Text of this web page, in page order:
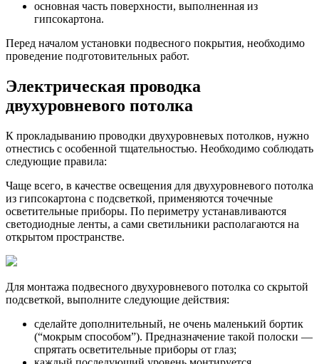
основная часть поверхности, выполненная из
гипсокартона.
Перед началом установки подвесного покрытия, необходимо
проведение подготовительных работ.
Электрическая проводка
двухуровневого потолка
К прокладыванию проводки двухуровневых потолков, нужно
отнестись с особенной тщательностью. Необходимо соблюдать
следующие правила:
Чаще всего, в качестве освещения для двухуровневого потолка
из гипсокартона с подсветкой, применяются точечные
осветительные приборы. По периметру устанавливаются
светодиодные ленты, а сами светильники располагаются на
открытом пространстве.
Для монтажа подвесного двухуровневого потолка со скрытой
подсветкой, выполните следующие действия:
сделайте дополнительный, не очень маленький бортик
(“мокрым способом”). Предназначение такой полоски —
спрятать осветительные приборы от глаз;